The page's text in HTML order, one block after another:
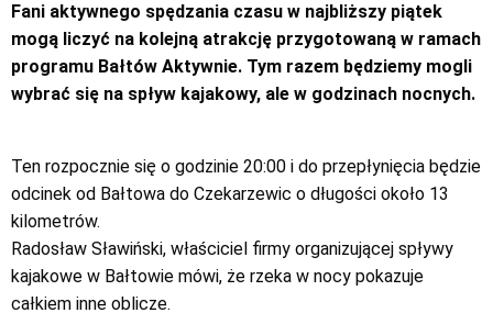
Fani aktywnego spędzania czasu w najbliższy piątek
mogą liczyć na kolejną atrakcję przygotowaną w ramach
programu Bałtów Aktywnie. Tym razem będziemy mogli
wybrać się na spływ kajakowy, ale w godzinach nocnych.
Ten rozpocznie się o godzinie 20:00 i do przepłynięcia będzie
odcinek od Bałtowa do Czekarzewic o długości około 13
kilometrów.
Radosław Sławiński, właściciel firmy organizującej spływy
kajakowe w Bałtowie mówi, że rzeka w nocy pokazuje
całkiem inne oblicze.